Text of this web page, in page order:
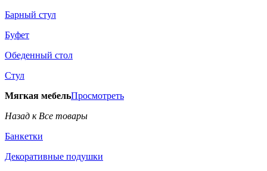
Барный стул
Буфет
Обеденный стол
Стул
Мягкая мебельПросмотреть
Назад к Все товары
Банкетки
Декоративные подушки